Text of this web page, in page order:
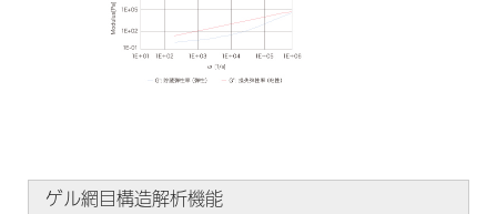
ゲル網目構造解析機能